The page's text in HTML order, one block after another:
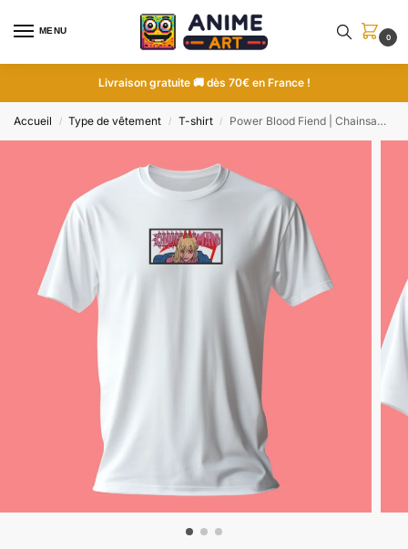
MENU
0
Livraison gratuite 🚚 dès 70€ en France !
Accueil / Type de vêtement / T-shirt / Power Blood Fiend | Chainsaw Man | T-shirt brodé